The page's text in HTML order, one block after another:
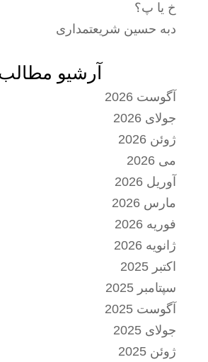
خ یا پ؟
دبه حسین شریعتمداری
آرشیو
آگوست 2026
جولای 2026
ژوئن 2026
می 2026
آوریل 2026
مارس 2026
فوریه 2026
ژانویه 2026
اکتبر 2025
سپتامبر 2025
آگوست 2025
جولای 2025
ژوئن 2025